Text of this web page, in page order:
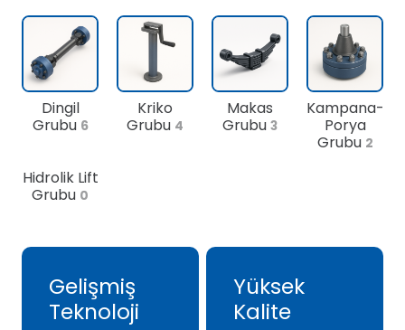
Dingil
Grubu 6
Kriko
Grubu 4
Makas
Grubu 3
Kampana-
Porya
Grubu 2
Hidrolik Lift
Grubu 0
Gelişmiş
Teknoloji
Yüksek
Kalite